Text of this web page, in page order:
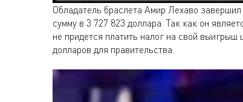
Обладатель браслета Амир Лехаво
сумму в 3 727 823 доллара. Так как он
не придется платить налог на свой
долларов для правительства.